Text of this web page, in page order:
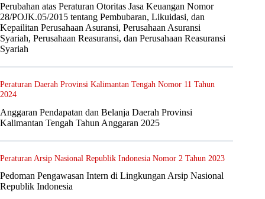
Perubahan atas Peraturan Otoritas Jasa Keuangan Nomor
28/POJK.05/2015 tentang Pembubaran, Likuidasi, dan
Kepailitan Perusahaan Asuransi, Perusahaan Asuransi
Syariah, Perusahaan Reasuransi, dan Perusahaan Reasuransi
Syariah
Peraturan Daerah Provinsi Kalimantan Tengah Nomor 11 Tahun
2024
Anggaran Pendapatan dan Belanja Daerah Provinsi
Kalimantan Tengah Tahun Anggaran 2025
Peraturan Arsip Nasional Republik Indonesia Nomor 2 Tahun 2023
Pedoman Pengawasan Intern di Lingkungan Arsip Nasional
Republik Indonesia